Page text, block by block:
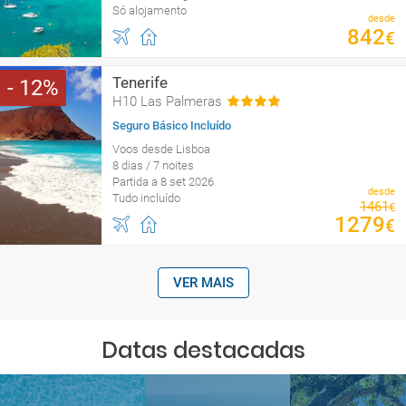
Só alojamento
desde
842€
12 Tenerife
H10 Las Palmeras
Seguro Básico Incluído
Voos desde Lisboa
8 dias / 7 noites
Partida a 8 set 2026
Tudo incluído
desde
1461€
1279€
VER MAIS
Datas destacadas